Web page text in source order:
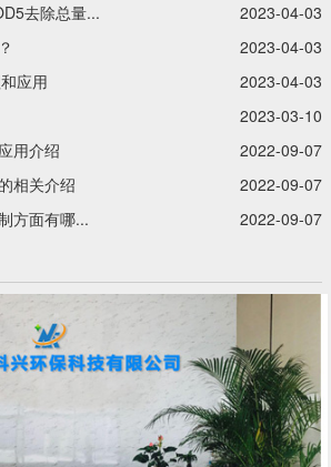
去除总量...
2023-04-03
2023-04-03
应用
2023-04-03
2023-03-10
用介绍
2022-09-07
相关介绍
2022-09-07
方面有哪...
2022-09-07